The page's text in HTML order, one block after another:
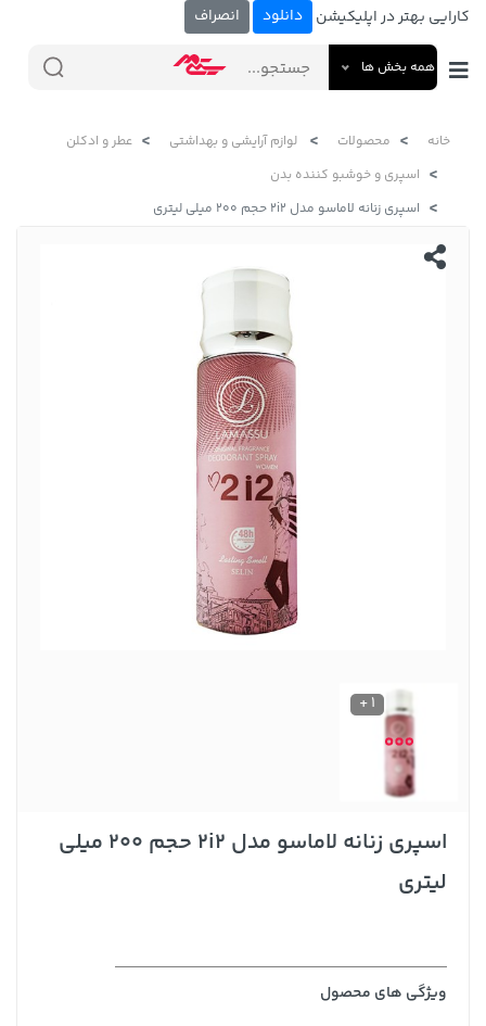
کارایی بهتر در اپلیکیشن دانلود انصراف
همه بخش ها
خانه محصولات لوازم آرایشی و بهداشتی
عطر و ادکلن
اسپری و خوشبو کننده بدن
اسپری زنانه لاماسو مدل 2i2 حجم 200 میلی لیتری
1 +
اسپری زنانه لاماسو مدل 2i2 حجم 200 میلی
لیتری
ویژگی های محصول